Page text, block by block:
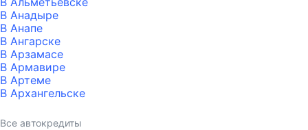
В Анадыре
В Анапе
В Ангарске
В Арзамасе
В Армавире
В Артеме
В Архангельске
Все автокредиты